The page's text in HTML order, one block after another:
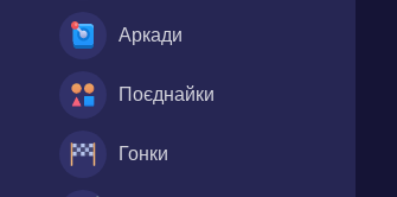
Аркади
Поєднайки
Гонки